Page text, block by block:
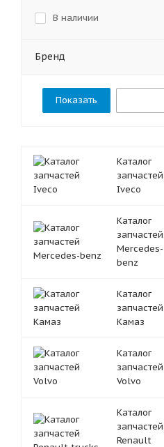
В наличии
Бренд
Каталог
запчастей
Iveco
Каталог
запчастей
Mercedes-
benz
Каталог
запчастей
Камаз
Каталог
запчастей
Volvo
Каталог
запчастей
Renault